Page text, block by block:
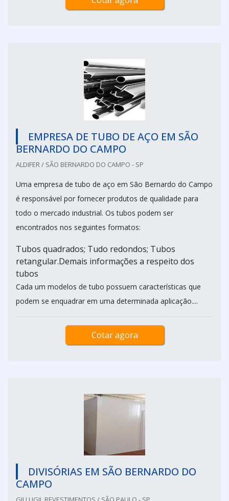
EMPRESA DE TUBO DE AÇO EM SÃO
BERNARDO DO CAMPO
ALDIFER / SÃO BERNARDO DO CAMPO - SP
Uma empresa de tubo de aço em São Bernardo do Campo
é responsável por fornecer produtos de qualidade para
todo o mercado industrial. Os tubos podem ser
encontrados nos seguintes formatos:
Tubos quadrados; Tudo redondos; Tubos
retangular.Demais informações a respeito dos
tubos
Cada um modelos de tubo possuem características que
podem se enquadrar em uma determinada aplicação....
Cotar agora
DIVISÓRIAS EM SÃO BERNARDO DO
CAMPO